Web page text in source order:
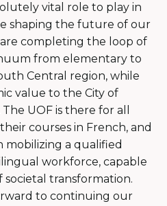
vital role to play in
shaping the future of our
completing the loop of
from elementary to
Central region, while
value to the City of
UOF is there for all
courses in French, and
mobilizing a qualified
workforce, capable
societal transformation.
to continuing our